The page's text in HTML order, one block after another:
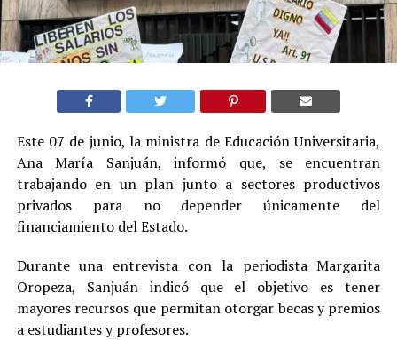
Este 07 de junio, la ministra de Educación Universitaria,
Ana María Sanjuán, informó que, se encuentran
trabajando en un plan junto a sectores productivos
privados para no depender únicamente del
financiamiento del Estado.
Durante una entrevista con la periodista Margarita
Oropeza, Sanjuán indicó que el objetivo es tener
mayores recursos que permitan otorgar becas y premios
a estudiantes y profesores.